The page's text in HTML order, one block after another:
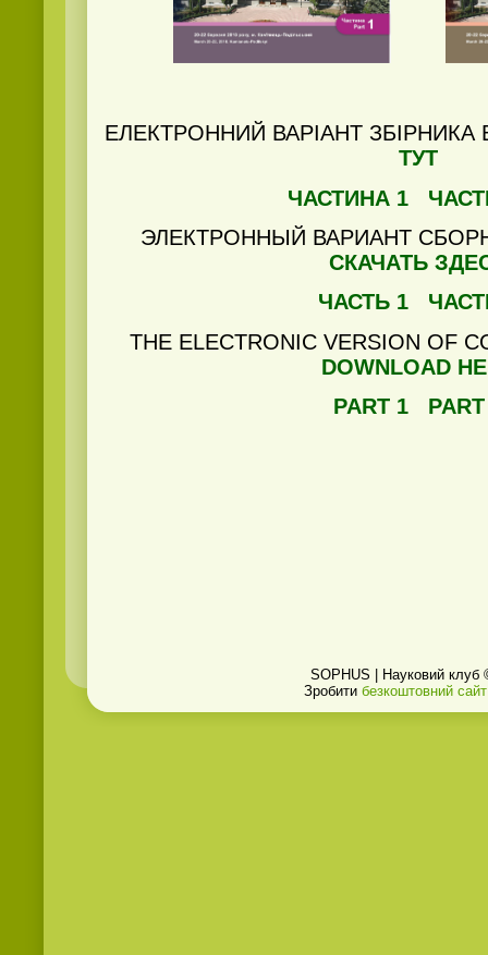
ЕЛЕКТРОННИЙ ВАРІАНТ
ТУТ
ЧАСТИНА 1
ЭЛЕКТРОННЫЙ ВАРИАНТ
СКАЧАТЬ
ЧАСТЬ 1
THE ELECTRONIC VERSION OF
DOWNLOAD
PART 1
SOPHUS | Науковий клуб
Зробити безкоштовний сайт